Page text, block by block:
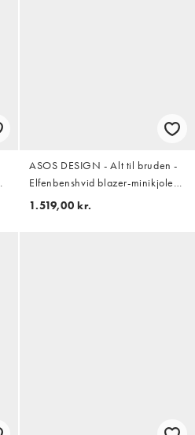
ASOS DESIGN - Alt til bruden -
Elfenbenshvid blazer-minikjole
med struktur
1.519,00 kr.